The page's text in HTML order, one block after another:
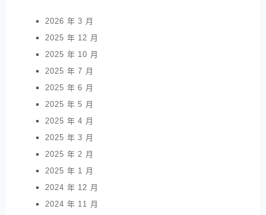
2026 年 3 月
2025 年 12 月
2025 年 10 月
2025 年 7 月
2025 年 6 月
2025 年 5 月
2025 年 4 月
2025 年 3 月
2025 年 2 月
2025 年 1 月
2024 年 12 月
2024 年 11 月